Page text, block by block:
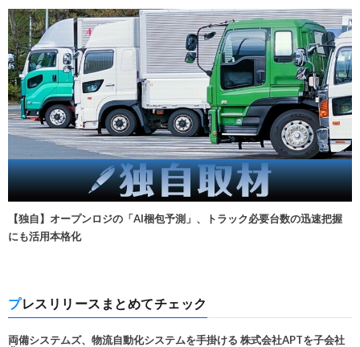
【独自】オープンロジの「AI梱包予測」、トラック必要台数の迅速把握
にも活用本格化
プレスリリースまとめてチェック
両備システムズ、物流自動化システムを手掛ける 株式会社APTを子会社